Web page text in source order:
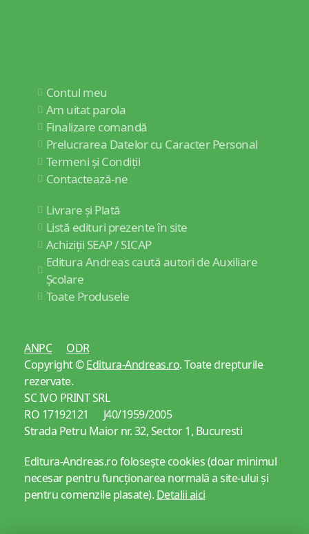
Contul meu
Am uitat parola
Finalizare comandă
Prelucrarea Datelor cu Caracter Personal
Termeni și Condiții
Contactează-ne
Livrare și Plată
Listă edituri prezente în site
Achiziții SEAP / SICAP
Editura Andreas caută autori de Auxiliare
Școlare
Toate Produsele
ANPC
ODR
Copyright ©Editura-Andreas.ro. Toate drepturile
rezervate.
SC IVO PRINT SRL
RO 17192121 J40/1959/2005
Strada Petru Maior nr. 32, Sector 1, Bucuresti
Editura-Andreas.ro folosește cookies (doar minimul
necesar pentru funcționarea normală a site-ului și
pentru comenzile plasate). Detalii aici